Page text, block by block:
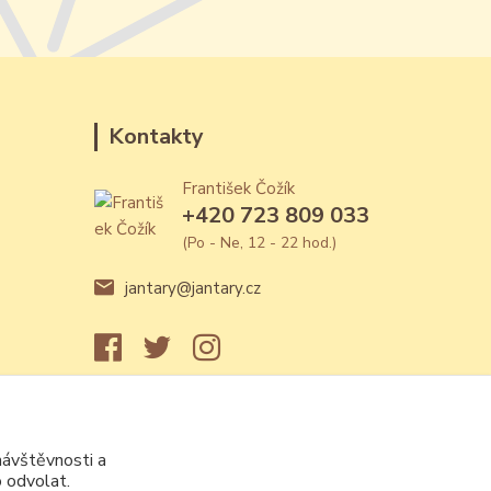
Kontakty
František Čožík
+420 723 809 033
(Po - Ne, 12 - 22 hod.)
jantary@jantary.cz
a
odvolat.